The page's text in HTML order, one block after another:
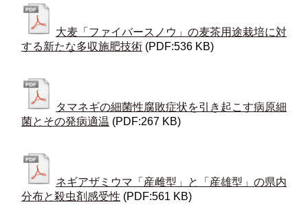
大麦「ファイバースノウ」の麦茶用途栽培に対
する新たな多収施肥技術 (PDF:536 KB)
タマネギの細菌性腐敗症状を引き起こす病原細
菌とその発病適温 (PDF:267 KB)
ネギアザミウマ「産雌型」と「産雄型」の県内
分布と殺虫剤感受性 (PDF:561 KB)